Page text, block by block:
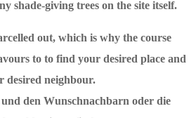
shade-giving trees on the site itself.
out, which is why the course
to to find your desired place and
desired neighbour.
den Wunschnachbarn oder die